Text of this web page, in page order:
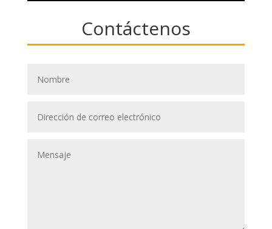
Contáctenos